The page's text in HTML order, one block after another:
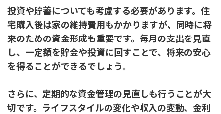
投資や貯蓄についても考慮する必要があります。住
宅購入後は家の維持費用もかかりますが、同時に将
来のための資金形成も重要です。毎月の支出を見直
し、一定額を貯金や投資に回すことで、将来の安心
を得ることができるでしょう。
さらに、定期的な資金管理の見直しも行うことが大
切です。ライフスタイルの変化や収入の変動、金利